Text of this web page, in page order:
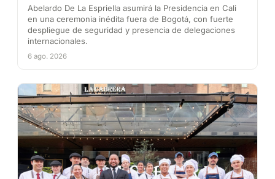
Abelardo De La Espriella asumirá la Presidencia en Cali
en una ceremonia inédita fuera de Bogotá, con fuerte
despliegue de seguridad y presencia de delegaciones
internacionales.
6 ago. 2026